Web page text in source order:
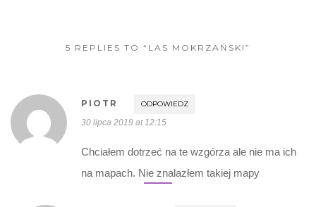
5 REPLIES TO “LAS MOKRZAŃSKI”
PIOTR ODPOWIEDZ
30 lipca 2019 at 12:15
Chciałem dotrzeć na te wzgórza ale nie ma ich
na mapach. Nie znalazłem takiej mapy